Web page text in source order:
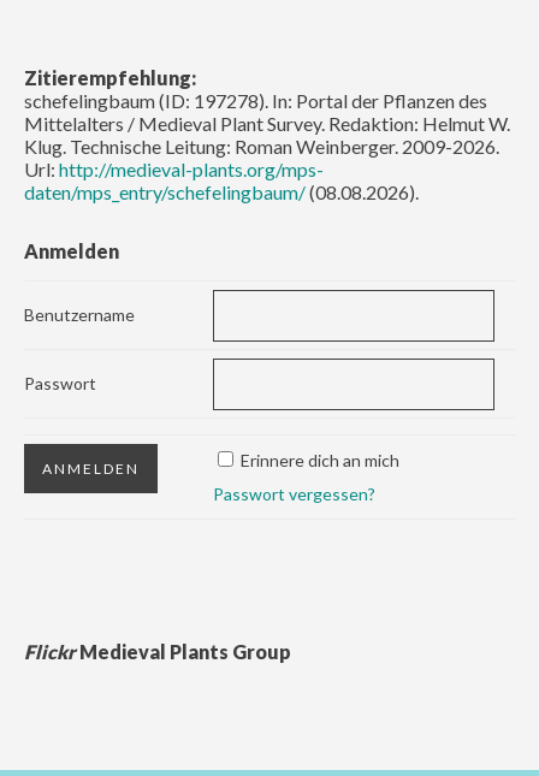
Zitierempfehlung:
schefelingbaum (ID: 197278). In: Portal der Pflanzen des
Mittelalters / Medieval Plant Survey. Redaktion: Helmut W.
Klug. Technische Leitung: Roman Weinberger. 2009-2026.
Url: http://medieval-plants.org/mps-
daten/mps_entry/schefelingbaum/(08.08.2026).
Anmelden
Benutzername
Passwort
Erinnere dich an mich
Passwort vergessen?
FlickrMedieval Plants Group